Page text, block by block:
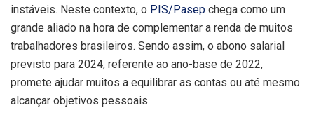
instáveis. Neste contexto, o PIS/Pasep chega como um
grande aliado na hora de complementar a renda de muitos
trabalhadores brasileiros. Sendo assim, o abono salarial
previsto para 2024, referente ao ano-base de 2022,
promete ajudar muitos a equilibrar as contas ou até mesmo
alcançar objetivos pessoais.